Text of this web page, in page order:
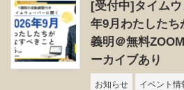
[受付中]タイム
年9月わたした
義明＠無料
ーカイブあり
お知らせ
イベント情